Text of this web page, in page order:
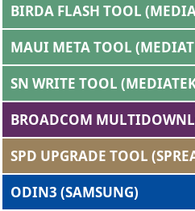
BIRDA FLASH TOOL
MAUI META TOOL
SN WRITE TOOL
BROADCOM
SPD UPGRADE TOOL
ODIN3 (SAMSUNG)